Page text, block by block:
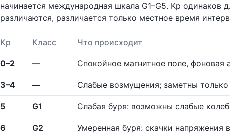
начинается международная шкала G1–G5. Kp
различаются, различается только местное время
Kp Класс Что происходит
0–2 — Спокойное магнитное поле, фоновая
3–4 — Слабые возмущения; заметны
5 G1 Слабая буря: возможны слабые
6 G2 Умеренная буря: скачки напряжения